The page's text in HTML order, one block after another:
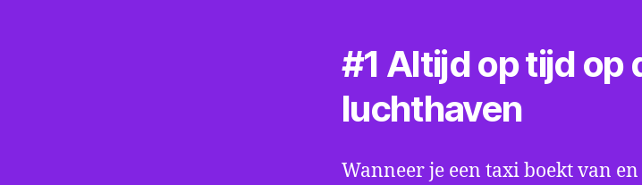
#1 Altijd op tijd op
luchthaven
Wanneer je een taxi boekt van